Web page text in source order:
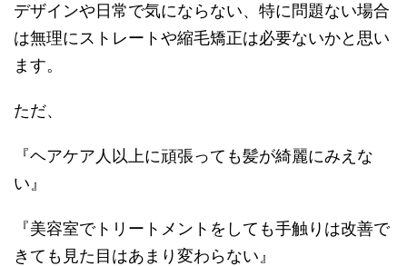
デザインや日常で気にならない、特に問題ない場合
は無理にストレートや縮毛矯正は必要ないかと思い
ます。
ただ、
『ヘアケア人以上に頑張っても髪が綺麗にみえな
い』
『美容室でトリートメントをしても手触りは改善で
きても見た目はあまり変わらない』